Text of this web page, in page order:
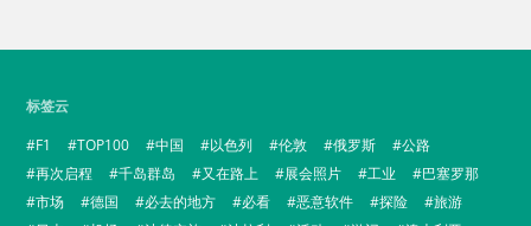
标签云
F1
TOP100 中国 以色列 伦敦 俄罗斯
公路
再次启程
千岛群岛 又在路上 展会照片 工业
巴塞罗那
市场
德国 必去的地方 必看 恶意软件 探险
旅游